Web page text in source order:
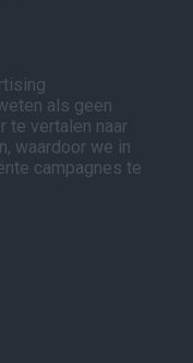
als geen
te vertalen naar
waardoor we in
campagnes te